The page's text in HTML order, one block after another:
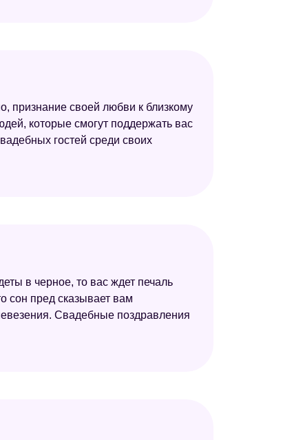
признание своей любви к близкому
которые смогут поддержать вас
гостей среди своих
в черное, то вас ждет печаль
сон пред сказывает вам
Свадебные поздравления